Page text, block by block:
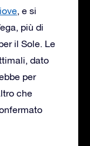
, e si
più di
il Sole. Le
dato
per
che